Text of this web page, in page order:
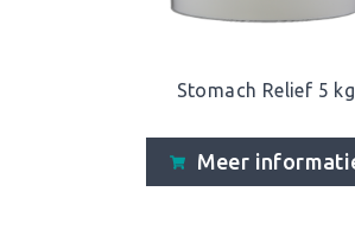
Stomach Relief 5 kg
Meer